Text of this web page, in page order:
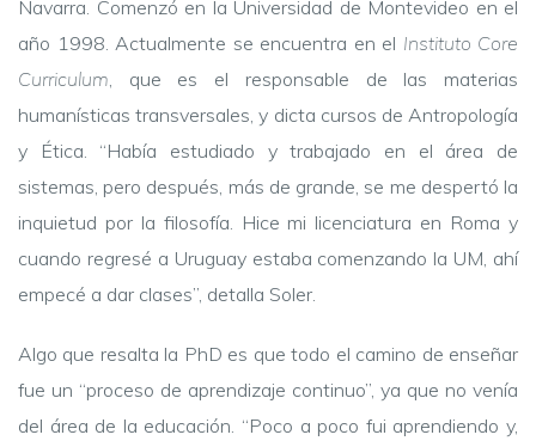
Navarra. Comenzó en la Universidad de Montevideo en el
año 1998. Actualmente se encuentra en el Instituto Core
Curriculum, que es el responsable de las materias
humanísticas transversales, y dicta cursos de Antropología
y Ética. “Había estudiado y trabajado en el área de
sistemas, pero después, más de grande, se me despertó la
inquietud por la filosofía. Hice mi licenciatura en Roma y
cuando regresé a Uruguay estaba comenzando la UM, ahí
empecé a dar clases”, detalla Soler.
Algo que resalta la PhD es que todo el camino de enseñar
fue un “proceso de aprendizaje continuo”, ya que no venía
del área de la educación. “Poco a poco fui aprendiendo y,